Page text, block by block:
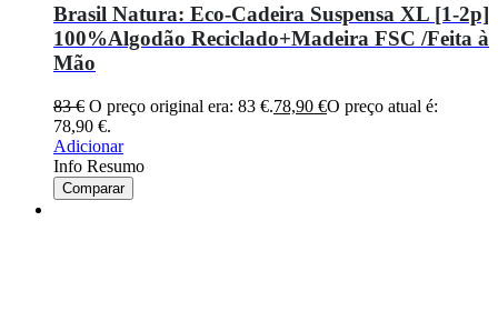
Brasil Natura: Eco-Cadeira Suspensa XL [1-2p]
100%Algodão Reciclado+Madeira FSC /Feita à
Mão
83€ O preço original era: 83 €.78,90 €O preço atual é:
78,90 €.
Adicionar
Info Resumo
Comparar